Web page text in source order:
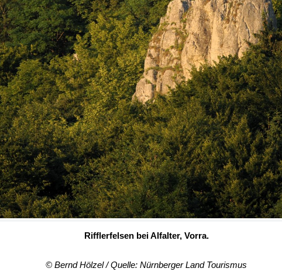
Rifflerfelsen bei Alfalter, Vorra.
© Bernd Hölzel / Quelle: Nürnberger Land Tourismus